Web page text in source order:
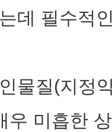
데 필수적
물질(지정
우 미흡한